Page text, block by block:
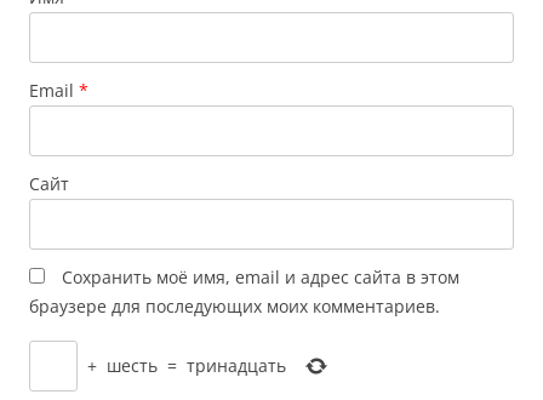
Email *
Сайт
Сохранить моё имя, email и адрес сайта в этом
браузере для последующих моих комментариев.
+ шесть = тринадцать